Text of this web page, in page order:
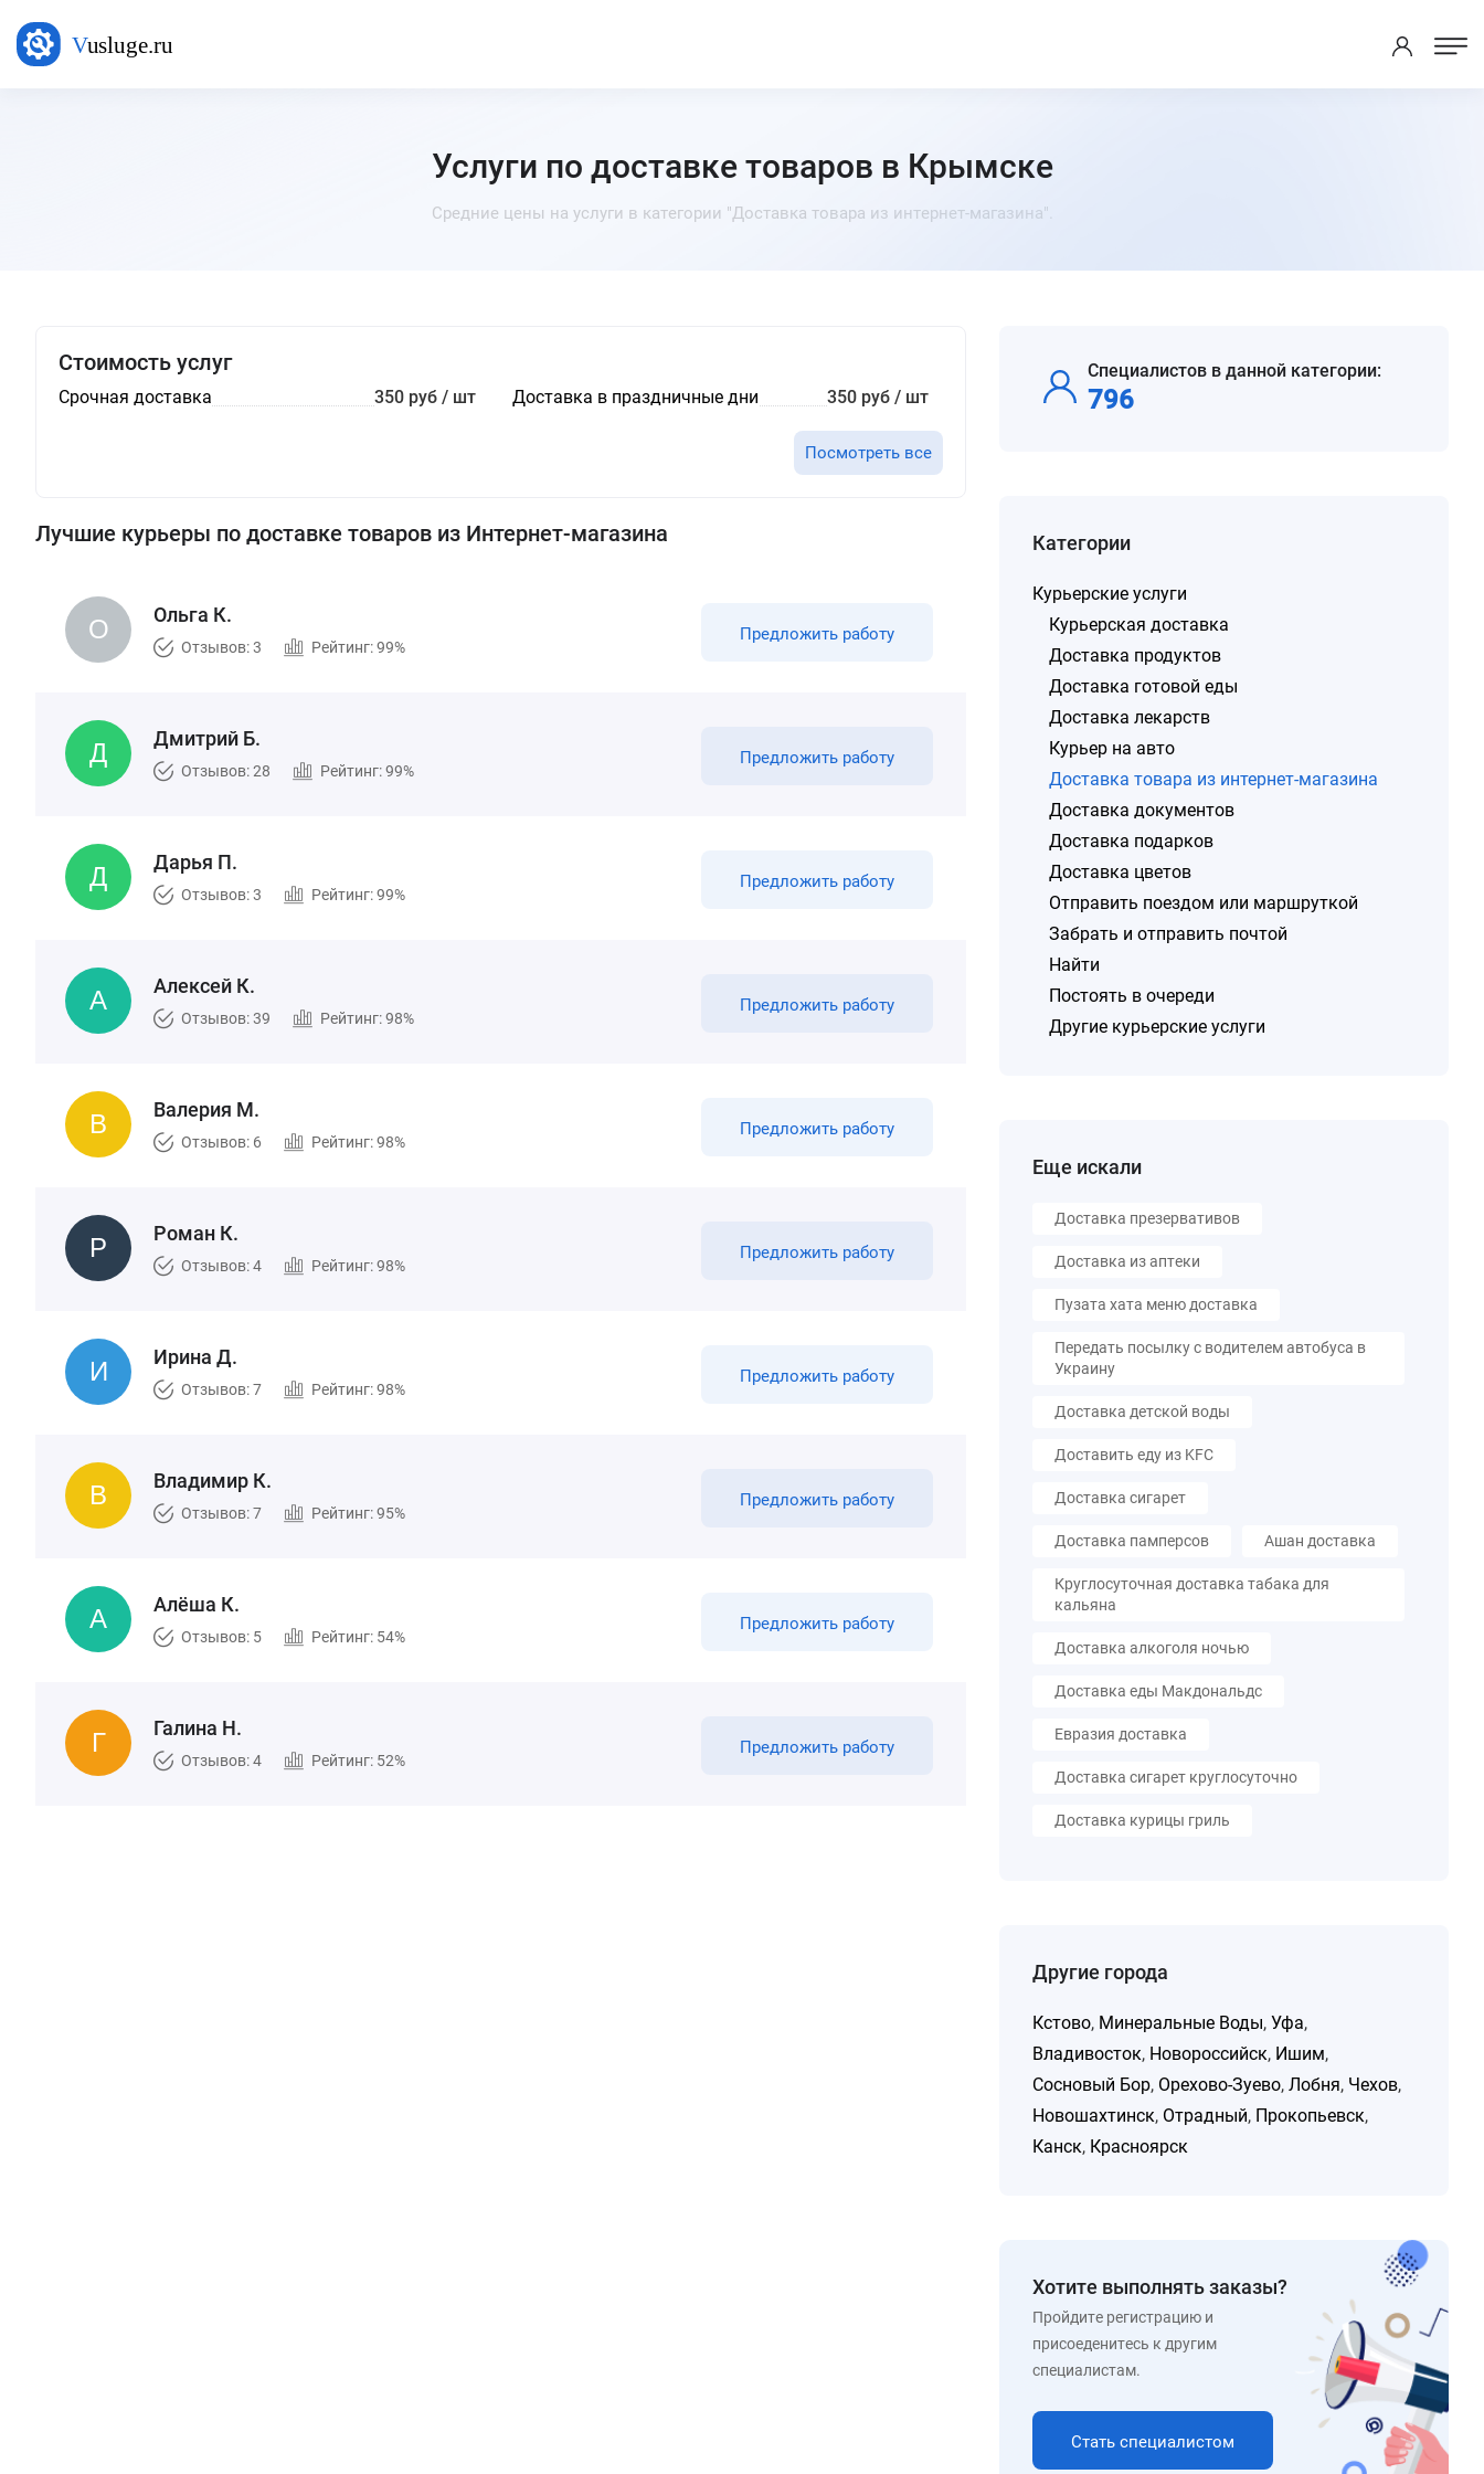
Услуги по доставке товаров в Крымске
Средние цены на услуги в категории "Доставка товара из интернет-магазина".
Стоимость услуг
Срочная доставка 350 руб / шт Доставка в праздничные дни 350 руб / шт
Посмотреть все
Лучшие курьеры по доставке товаров из Интернет-магазина
Ольга К.
Отзывов: 3 Рейтинг: 99%
Предложить работу
Дмитрий Б.
Отзывов: 28 Рейтинг: 99%
Предложить работу
Дарья П.
Отзывов: 3 Рейтинг: 99%
Предложить работу
Алексей К.
Отзывов: 39 Рейтинг: 98%
Предложить работу
Валерия М.
Отзывов: 6 Рейтинг: 98%
Предложить работу
Роман К.
Отзывов: 4 Рейтинг: 98%
Предложить работу
Ирина Д.
Отзывов: 7 Рейтинг: 98%
Предложить работу
Владимир К.
Отзывов: 7 Рейтинг: 95%
Предложить работу
Алёша К.
Отзывов: 5 Рейтинг: 54%
Предложить работу
Галина Н.
Отзывов: 4 Рейтинг: 52%
Предложить работу
Специалистов в данной категории:
796
Категории
Курьерские услуги
Курьерская доставка
Доставка продуктов
Доставка готовой еды
Доставка лекарств
Курьер на авто
Доставка товара из интернет-магазина
Доставка документов
Доставка подарков
Доставка цветов
Отправить поездом или маршруткой
Забрать и отправить почтой
Найти
Постоять в очереди
Другие курьерские услуги
Еще искали
Доставка презервативов
Доставка из аптеки
Пузата хата меню доставка
Передать посылку с водителем автобуса в
Украину
Доставка детской воды
Доставить еду из KFC
Доставка сигарет
Доставка памперсов Ашан доставка
Круглосуточная доставка табака для
кальяна
Доставка алкоголя ночью
Доставка еды Макдональдс
Евразия доставка
Доставка сигарет круглосуточно
Доставка курицы гриль
Другие города
Кстово, Минеральные Воды,Уфа,
Владивосток, Новороссийск, Ишим,
Сосновый Бор, Орехово-Зуево,Лобня, Чехов,
Новошахтинск, Отрадный, Прокопьевск,
Канск, Красноярск
Хотите выполнять заказы?
Пройдите регистрацию и
присоеденитесь к другим
специалистам.
Стать специалистом